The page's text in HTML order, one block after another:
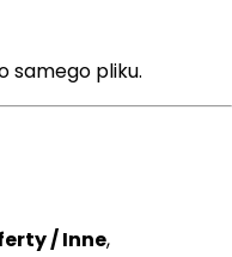
samego pliku.
/ Inne,